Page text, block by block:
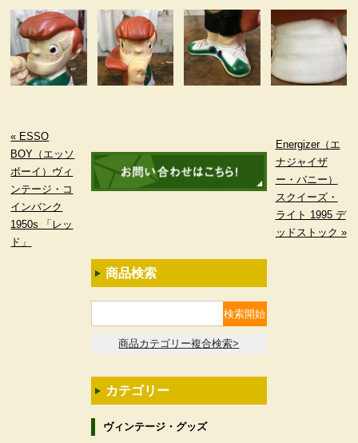
« ESSO
BOY（エッソ
ボーイ）ヴィ
ンテージ・コ
インバンク
1950s 「レッ
ド」
Energizer（エ
ナジャイザ
ー・バニー）
スクイーズ・
ライト 1995 デ
ッドストック »
商品検索
商品カテゴリー複合検索>
カテゴリー
ヴィンテージ・グッズ